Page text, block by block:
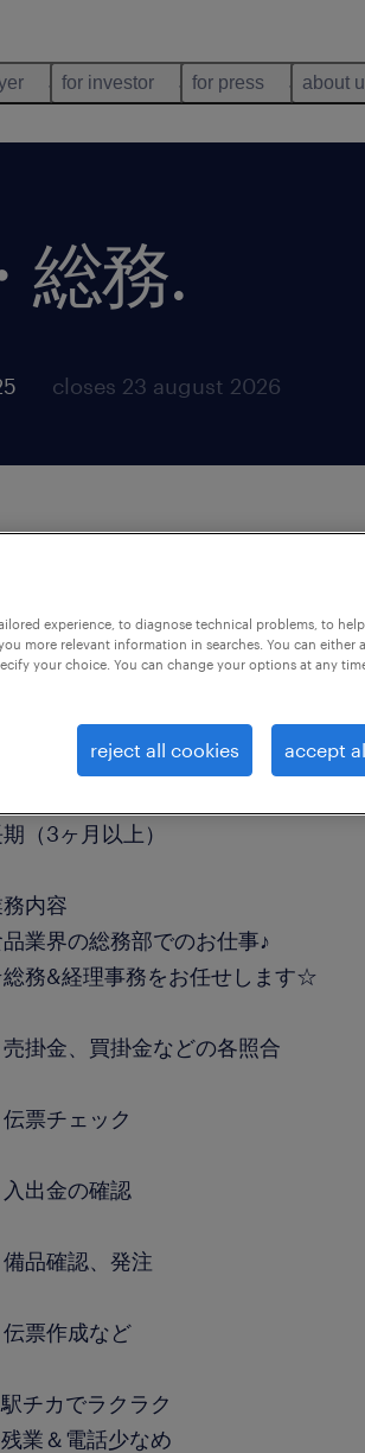
for investor for press about
総務.
closes 23 august 2026
事・総務
（3ヶ月以上）
内容
業界の総務部でのお仕事♪
務&経理事務をお任せします☆
売掛金、買掛金などの各照合
伝票チェック
入出金の確認
備品確認、発注
伝票作成など
チカでラクラク
業＆電話少なめ
experience, to diagnose technical problems, to
more relevant information in searches. You can either
your choice. You can change your options at any
reject all cookies accept